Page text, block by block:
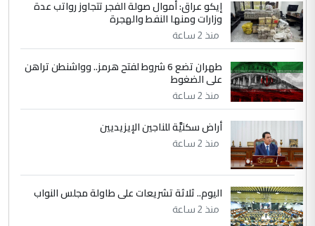
الحسنية لزرع ...
الموضوع :
مكتب السيد احمد الصافي : لا يوجود
لدينا اي حساب على الفيس بوك وتويتر
إيكو عراق: أموال صولة الفجر تتجاوز رواتب عدة
وزارات ومنها النفط والهجرة
منذ 2 ساعة
طهران تضع 6 شروط لفتح هرمز.. وواشنطن تراهن
على الضغوط
منذ 2 ساعة
أراض سكنيَّة للناجين الإيزيديين
منذ 2 ساعة
اليوم.. ثلاثة تشريعات على طاولة مجلس النواب
منذ 2 ساعة